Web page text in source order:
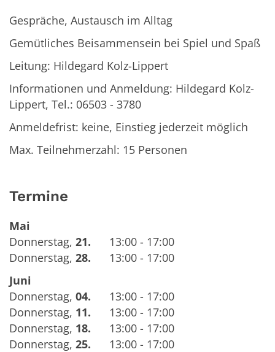
Gespräche, Austausch im Alltag
Gemütliches Beisammensein bei Spiel und Spaß
Leitung: Hildegard Kolz-Lippert
Informationen und Anmeldung: Hildegard Kolz-
Lippert, Tel.: 06503 - 3780
Anmeldefrist: keine, Einstieg jederzeit möglich
Max. Teilnehmerzahl: 15 Personen
Termine
Mai
Donnerstag, 21.
13:00 - 17:00
Donnerstag, 28.
13:00 - 17:00
Juni
Donnerstag, 04.
13:00 - 17:00
Donnerstag, 11.
13:00 - 17:00
Donnerstag, 18.
13:00 - 17:00
Donnerstag, 25.
13:00 - 17:00